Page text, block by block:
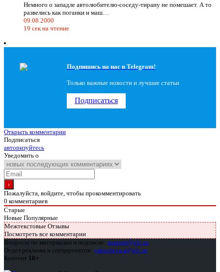
Немного о западле автолюбителю-соседу-тирану не помешает. А то
развелись как поганки и маш…
09.08.2000
19 сек на чтение
Подпишись на наc в Telegram!
Только важные новости и лучшие статьи
Подписаться
Открыть комментарии
Подписаться
авторизуйтесь
Уведомить о
Пожалуйста, войдите, чтобы прокомментировать
0 комментариев
Старые
Новые Популярные
Межтекстовые Отзывы
Посмотреть все комментарии
Вопросы по материалам и подписке: support@glc.ru
Отдел рекламы и спецпроектов: yakovleva.a@glc.ru
Контент 18+